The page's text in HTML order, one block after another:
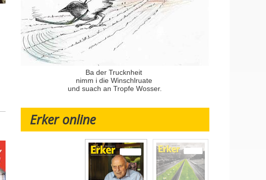
Ba der Trucknheit
nimm i die Winschlruate
und suach an Tropfe Wosser.
Erker online